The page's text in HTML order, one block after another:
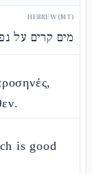
HEBREW (MT)
מים קרים על
is good